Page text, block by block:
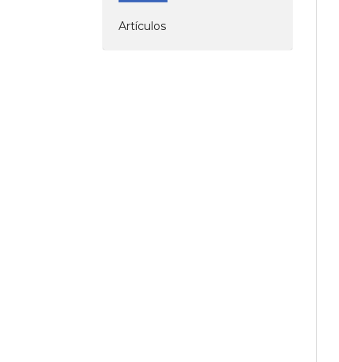
Artículos